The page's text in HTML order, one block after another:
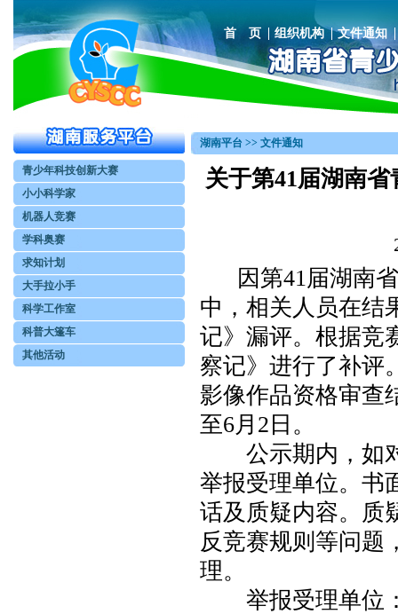
首 页 组织机构 文件通知
青少年科技创新大赛
小小科学家
机器人竞赛
学科奥赛
求知计划
大手拉小手
科学工作室
科普大篷车
其他活动
湖南平台 >> 文件通知
关于第41届湖南
因第41届湖南省
中，相关人员在结
记》漏评。根据竞
察记》进行了补评
影像作品资格审查
至6月2日。
公示期内，如对
举报受理单位。书
话及质疑内容。质
反竞赛规则等问题
理。
举报受理单位